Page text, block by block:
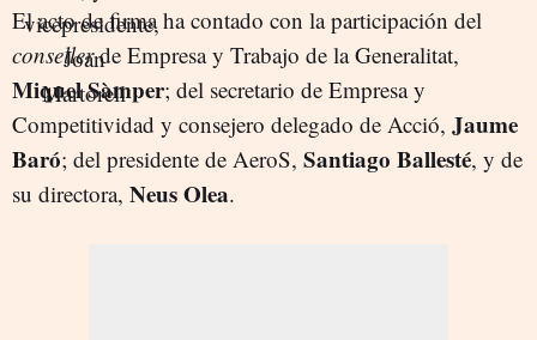
El acto de firma ha contado con la participación del
consellerde Empresa y Trabajo de la Generalitat,
Miquel Sàmper; del secretario de Empresa y
Competitividad y consejero delegado de Acció, Jaume
Baró; del presidente de AeroS, Santiago Ballesté, y de
su directora, Neus Olea.